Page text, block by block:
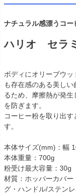
ナチュラル感漂うコー
ハリオ セラ
ボディにオリーブウ
も存在感のある美し
るため、摩擦熱が発
を防ぎます。
コーヒー粉を取り出
す。
本体サイズ(mm)：幅
本体重量：700g
粉受け最大容量：30g
材質：ホッパーカバ
グ・ハンドル/ステン